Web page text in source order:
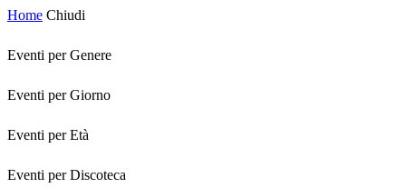
Home Chiudi
Eventi per Genere
Eventi per Giorno
Eventi per Età
Eventi per Discoteca